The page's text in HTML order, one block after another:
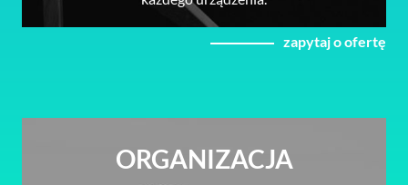
zapytaj o ofertę
ORGANIZACJA